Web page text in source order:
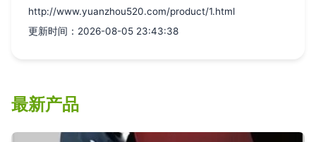
http://www.yuanzhou520.com/product/1.html
更新时间：2026-08-05 23:43:38
最新产品